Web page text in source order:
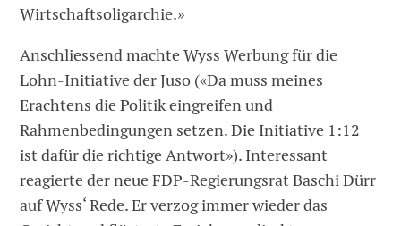
Wirtschaftsoligarchie.»
Anschliessend machte Wyss Werbung für die
Lohn-Initiative der Juso («Da muss meines
Erachtens die Politik eingreifen und
Rahmenbedingungen setzen. Die Initiative 1:12
ist dafür die richtige Antwort»). Interessant
reagierte der neue FDP-Regierungsrat Baschi Dürr
auf Wyss‘ Rede. Er verzog immer wieder das